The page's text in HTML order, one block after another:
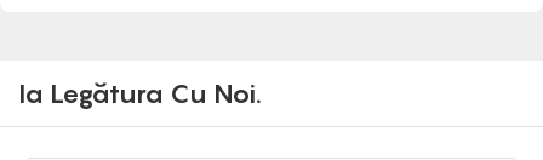
Ia Legătura Cu Noi.